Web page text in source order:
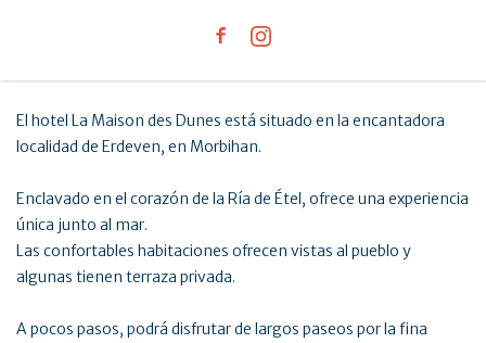
El hotel La Maison des Dunes está situado en la encantadora
localidad de Erdeven, en Morbihan.
Enclavado en el corazón de la Ría de Étel, ofrece una experiencia
única junto al mar.
Las confortables habitaciones ofrecen vistas al pueblo y
algunas tienen terraza privada.
A pocos pasos, podrá disfrutar de largos paseos por la fina